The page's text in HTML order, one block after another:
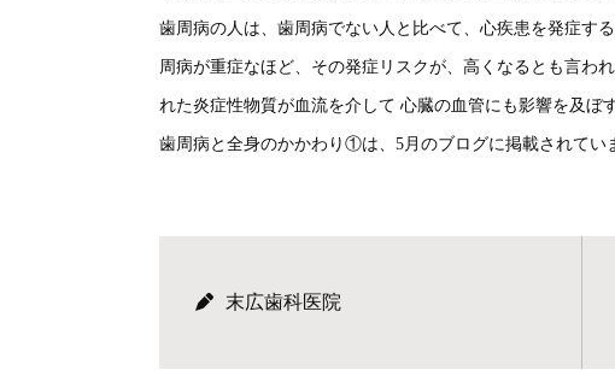
歯周病の人は、歯周病でない人と比べて、心疾患を発症す
周病が重症なほど、その発症リスクが、高くなるとも言わ
れた炎症性物質が血流を介して 心臓の血管にも影響を及ぼ
歯周病と全身のかかわり①は、5月のブログに掲載されてい
末広歯科医院